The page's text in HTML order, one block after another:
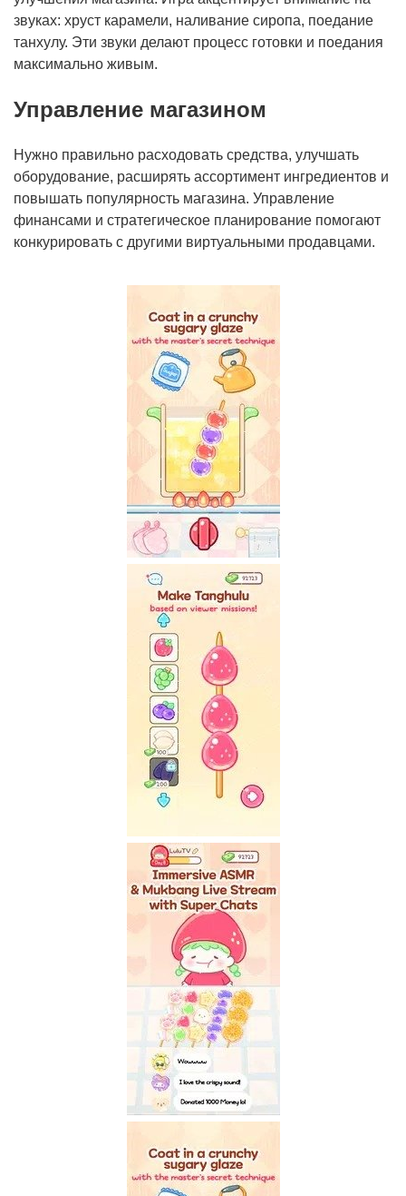
звуках: хруст карамели, наливание сиропа, поедание
танхулу. Эти звуки делают процесс готовки и поедания
максимально живым.
Управление магазином
Нужно правильно расходовать средства, улучшать
оборудование, расширять ассортимент ингредиентов и
повышать популярность магазина. Управление
финансами и стратегическое планирование помогают
конкурировать с другими виртуальными продавцами.